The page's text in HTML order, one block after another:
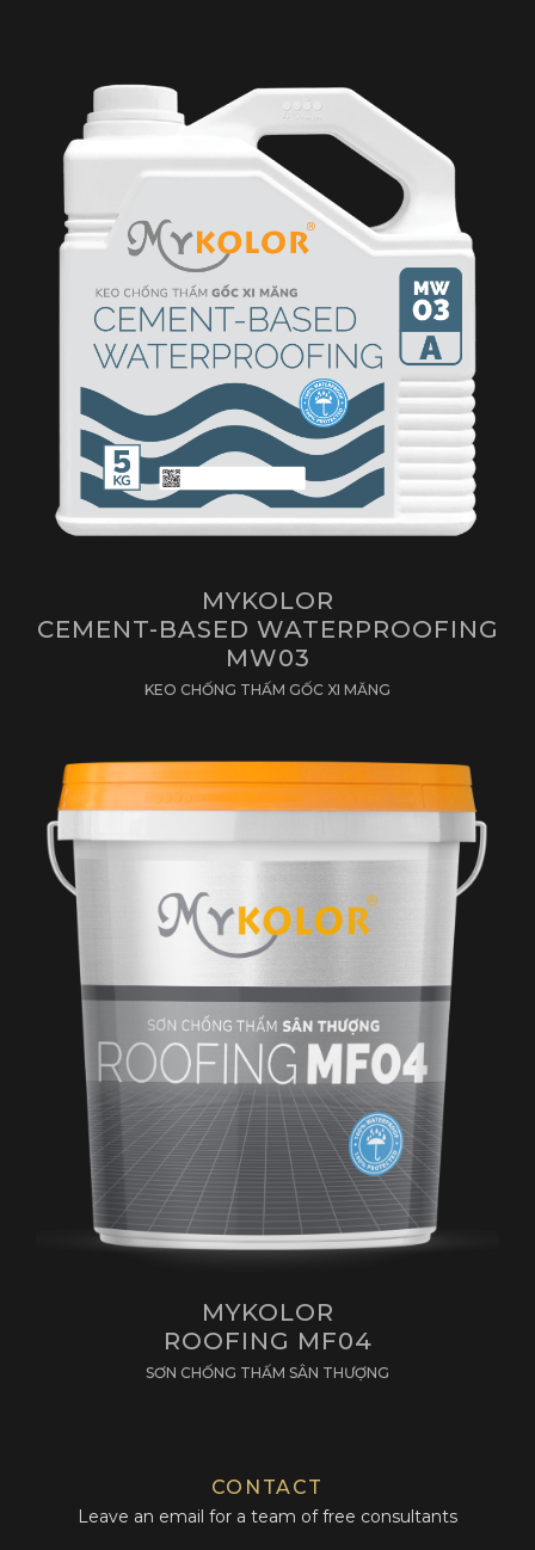
MYKOLOR
CEMENT-BASED WATERPROOFING
MW03
KEO CHỐNG THẤM GỐC XI MĂNG
MYKOLOR
ROOFING MF04
SƠN CHỐNG THẤM SÂN THƯỢNG
CONTACT
Leave an email for a team of free consultants